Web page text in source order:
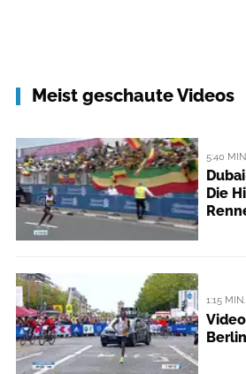
Meist geschaute Videos
5:40
Die
1:15